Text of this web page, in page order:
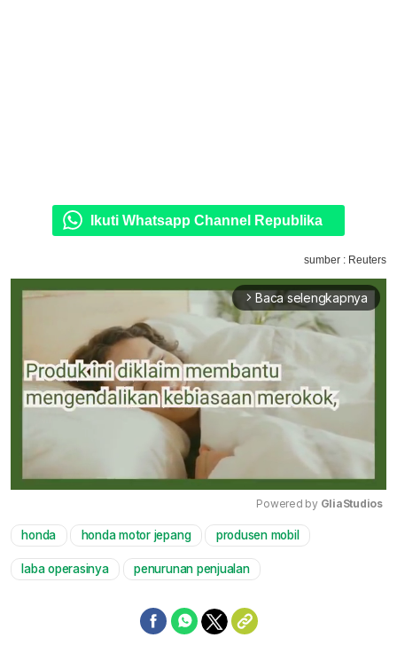
Ikuti Whatsapp Channel Republika
sumber : Reuters
arrow_forward_ios Baca selengkapnya
Powered by GliaStudios
honda honda motor jepang produsen mobil
laba operasinya penurunan penjualan